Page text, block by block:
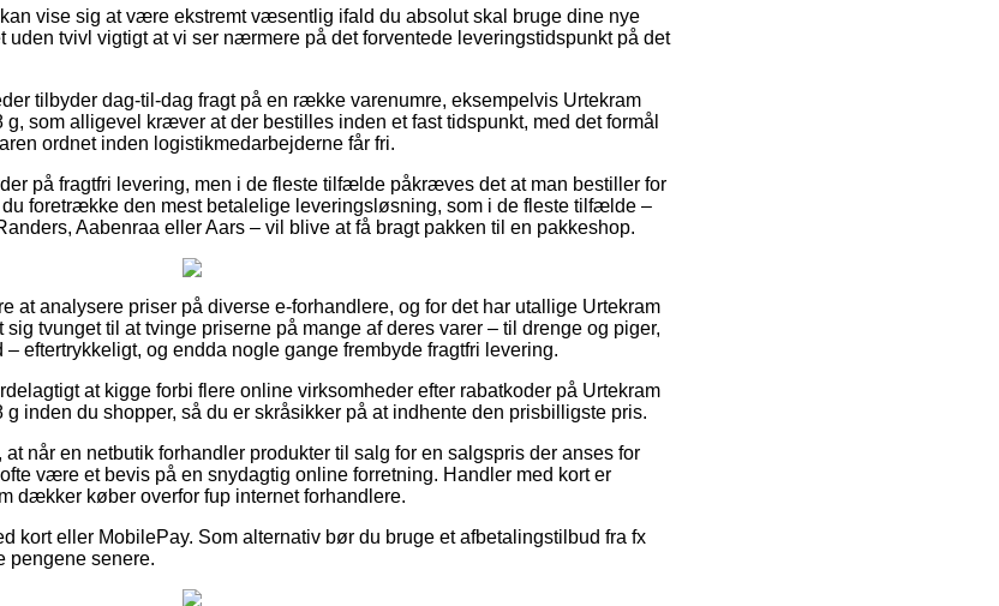
vise sig at være ekstremt væsentlig ifald du absolut skal bruge dine nye
uden tvivl vigtigt at vi ser nærmere på det forventede leveringstidspunkt på det
tilbyder dag-til-dag fragt på en række varenumre, eksempelvis Urtekram
som alligevel kræver at der bestilles inden et fast tidspunkt, med det formål
ordnet inden logistikmedarbejderne får fri.
på fragtfri levering, men i de fleste tilfælde påkræves det at man bestiller for
foretrække den mest betalelige leveringsløsning, som i de fleste tilfælde –
Aabenraa eller Aars – vil blive at få bragt pakken til en pakkeshop.
at analysere priser på diverse e-forhandlere, og for det har utallige Urtekram
tvunget til at tvinge priserne på mange af deres varer – til drenge og piger,
eftertrykkeligt, og endda nogle gange frembyde fragtfri levering.
at kigge forbi flere online virksomheder efter rabatkoder på Urtekram
inden du shopper, så du er skråsikker på at indhente den prisbilligste pris.
når en netbutik forhandler produkter til salg for en salgspris der anses for
være et bevis på en snydagtig online forretning. Handler med kort er
dækker køber overfor fup internet forhandlere.
kort eller MobilePay. Som alternativ bør du bruge et afbetalingstilbud fra fx
senere.